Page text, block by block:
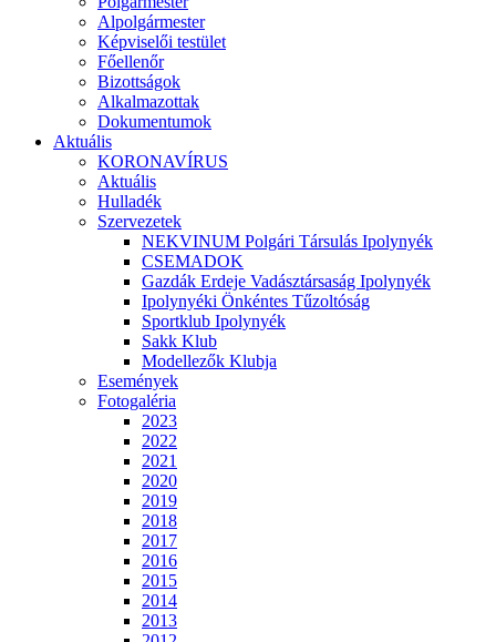
Alpolgármester
Képviselői testület
Főellenőr
Bizottságok
Alkalmazottak
Dokumentumok
Aktuális
KORONAVÍRUS
Aktuális
Hulladék
Szervezetek
NEKVINUM Polgári Társulás Ipolynyék
CSEMADOK
Gazdák Erdeje Vadásztársaság Ipolynyék
Ipolynyéki Önkéntes Tűzoltóság
Sportklub Ipolynyék
Sakk Klub
Modellezők Klubja
Események
Fotogaléria
2023
2022
2021
2020
2019
2018
2017
2016
2015
2014
2013